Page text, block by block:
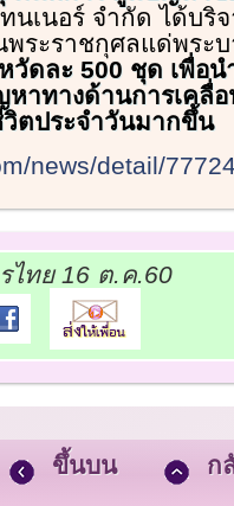
นเนอร์ จำกัด ได้บริจ
พระราชกุศลแด่พระ
วัดละ 500 ชุด เพื่อน
าทางด้านการเคลื่อ
ตประจำวันมากขึ้น
news/detail/
ไทย 16 ต.ค.60
ขึ้นบน ก